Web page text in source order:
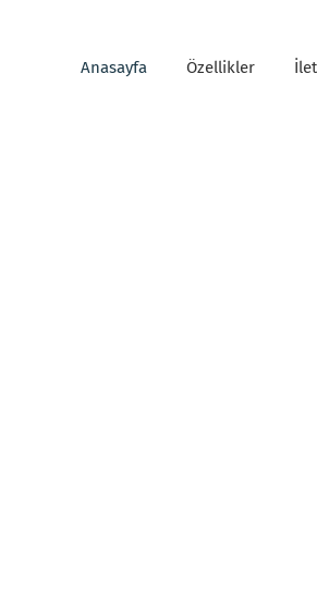
Anasayfa Özellikler